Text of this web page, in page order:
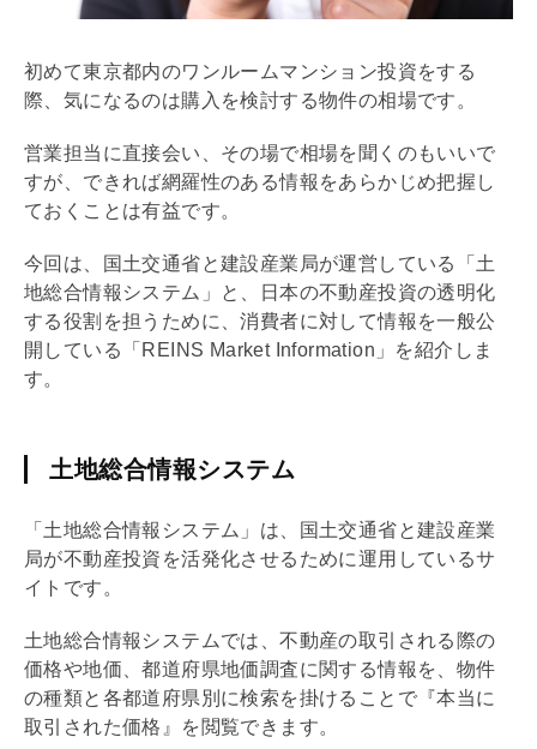
初めて東京都内のワンルームマンション投資をする
際、気になるのは購入を検討する物件の相場です。
営業担当に直接会い、その場で相場を聞くのもいいで
すが、できれば網羅性のある情報をあらかじめ把握し
ておくことは有益です。
今回は、国土交通省と建設産業局が運営している「土
地総合情報システム」と、日本の不動産投資の透明化
する役割を担うために、消費者に対して情報を一般公
開している「REINS Market Information」を紹介しま
す。
土地総合情報システム
「土地総合情報システム」は、国土交通省と建設産業
局が不動産投資を活発化させるために運用しているサ
イトです。
土地総合情報システムでは、不動産の取引される際の
価格や地価、都道府県地価調査に関する情報を、物件
の種類と各都道府県別に検索を掛けることで『本当に
取引された価格』を閲覧できます。